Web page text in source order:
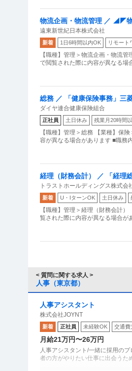
物流企画・物流管理 ／ ◢◤
本は当社レジン（樹脂）／
を牽引
遠東新世紀日本株式会社
新着 1日6時間以内OK リモート
【職種】管理＞物流企画・物流
で閲覧された際に内容が異なる場
総務 ／ 「健康保険事務」三
時間以下
ダイヤ連合健康保険組合
正社員 土日休み 残業月20時間
【職種】管理＞総務 【業種】保
容が異なる場合があります ■職務
経理（財務会計） ／ 「経理
バックオフィスから支援
トラストホールディングス株式会
新着 U・IターンOK 土日休み
【職種】管理＞経理（財務会計
覧された際に内容が異なる場合が
< 質問に関する求人 >
人事（東京都）
人事アシスタント
株式会社JOYNT
新着 正社員 未経験OK 交通費
月給21万円〜26万円
人事アシスタント/一緒に採用の
者の方がやりたい仕事に出会うた